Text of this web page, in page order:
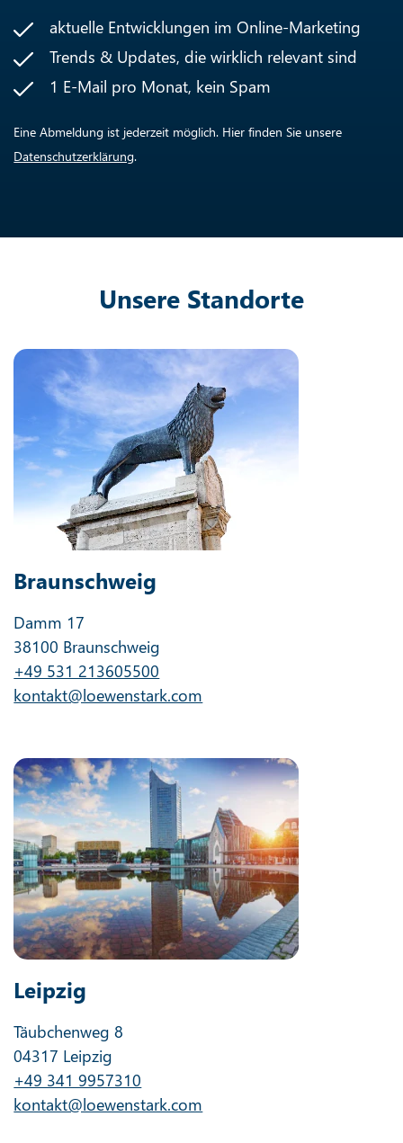
aktuelle Entwicklungen im Online-Marketing
Trends & Updates, die wirklich relevant sind
1 E-Mail pro Monat, kein Spam
Eine Abmeldung ist jederzeit möglich. Hier finden Sie unsere
Datenschutzerklärung.
Unsere Standorte
Braunschweig
Damm 17
38100 Braunschweig
+49 531 213605500
kontakt@loewenstark.com
Leipzig
Täubchenweg 8
04317 Leipzig
+49 341 9957310
kontakt@loewenstark.com